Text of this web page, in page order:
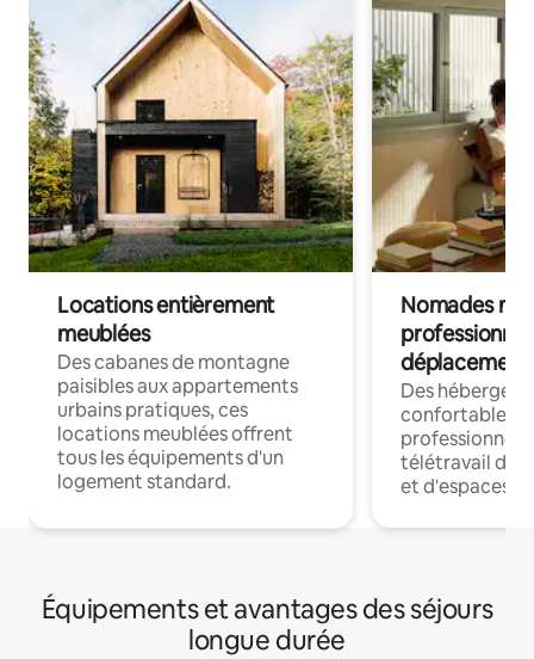
Locations entièrement
meublées
Des cabanes de montagne
paisibles aux appartements
urbains pratiques, ces
locations meublées offrent
tous les équipements d'un
logement standard.
Nomades
déplacement
Des
confortables
professionnels
télétravail
et d'espaces
Équipements et avantages des séjours
longue durée